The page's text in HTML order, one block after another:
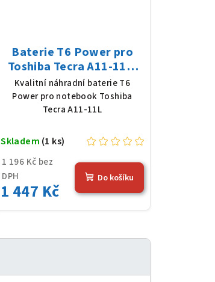
Baterie T6 Power pro
Toshiba Tecra A11-11L,
Li-Ion, 10,8 V, 5200 mAh
(56 Wh), černá
Kvalitní náhradní baterie T6
Power pro notebook Toshiba
Tecra A11-11L
1 196 Kč bez
DPH
1 447 Kč
Skladem (1 ks)
Do košíku